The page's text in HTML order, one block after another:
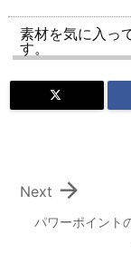
素材を気に入っ
す。
パワーポイント

Next